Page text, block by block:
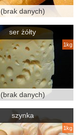
(brak danych)
ser żółty
1kg
(brak danych)
szynka
1kg